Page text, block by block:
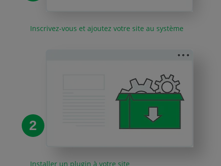
Inscrivez-vous et ajoutez votre site au système
2
Installer un plugin à votre site